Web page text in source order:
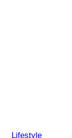
Lifestyle